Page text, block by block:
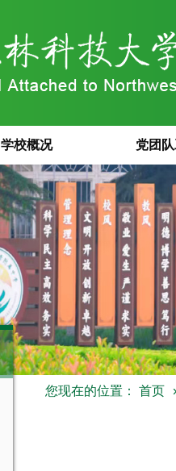
学校概况 党团
您现在的位置： 首页